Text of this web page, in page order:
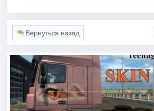
Вернуться назад